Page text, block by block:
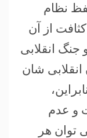
نظام
از آن
جنگ انقلابی
شان
و عدم
توان هر